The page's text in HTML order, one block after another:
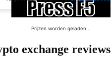
exchange reviews